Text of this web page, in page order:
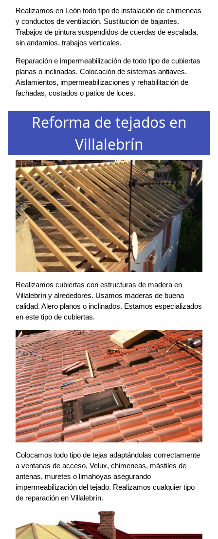
Realizamos en León todo tipo de instalación de chimeneas
y conductos de ventilación. Sustitución de bajantes.
Trabajos de pintura suspendidos de cuerdas de escalada,
sin andamios, trabajos verticales.
Reparación e impermeabilización de todo tipo de cubiertas
planas o inclinadas. Colocación de sistemas antiaves.
Aislamientos, impermeabilizaciones y rehabilitación de
fachadas, costados o patios de luces.
Reforma de tejados en
Villalebrín
Realizamos cubiertas con estructuras de madera en
Villalebrín y alrededores. Usamos maderas de buena
calidad. Alero planos o inclinados. Estamos especializados
en este tipo de cubiertas.
Colocamos todo tipo de tejas adaptándolas correctamente
a ventanas de acceso, Velux, chimeneas, mástiles de
antenas, muretes o limahoyas asegurando
impermeabilización del tejado. Realizamos cualquier tipo
de reparación en Villalebrín.